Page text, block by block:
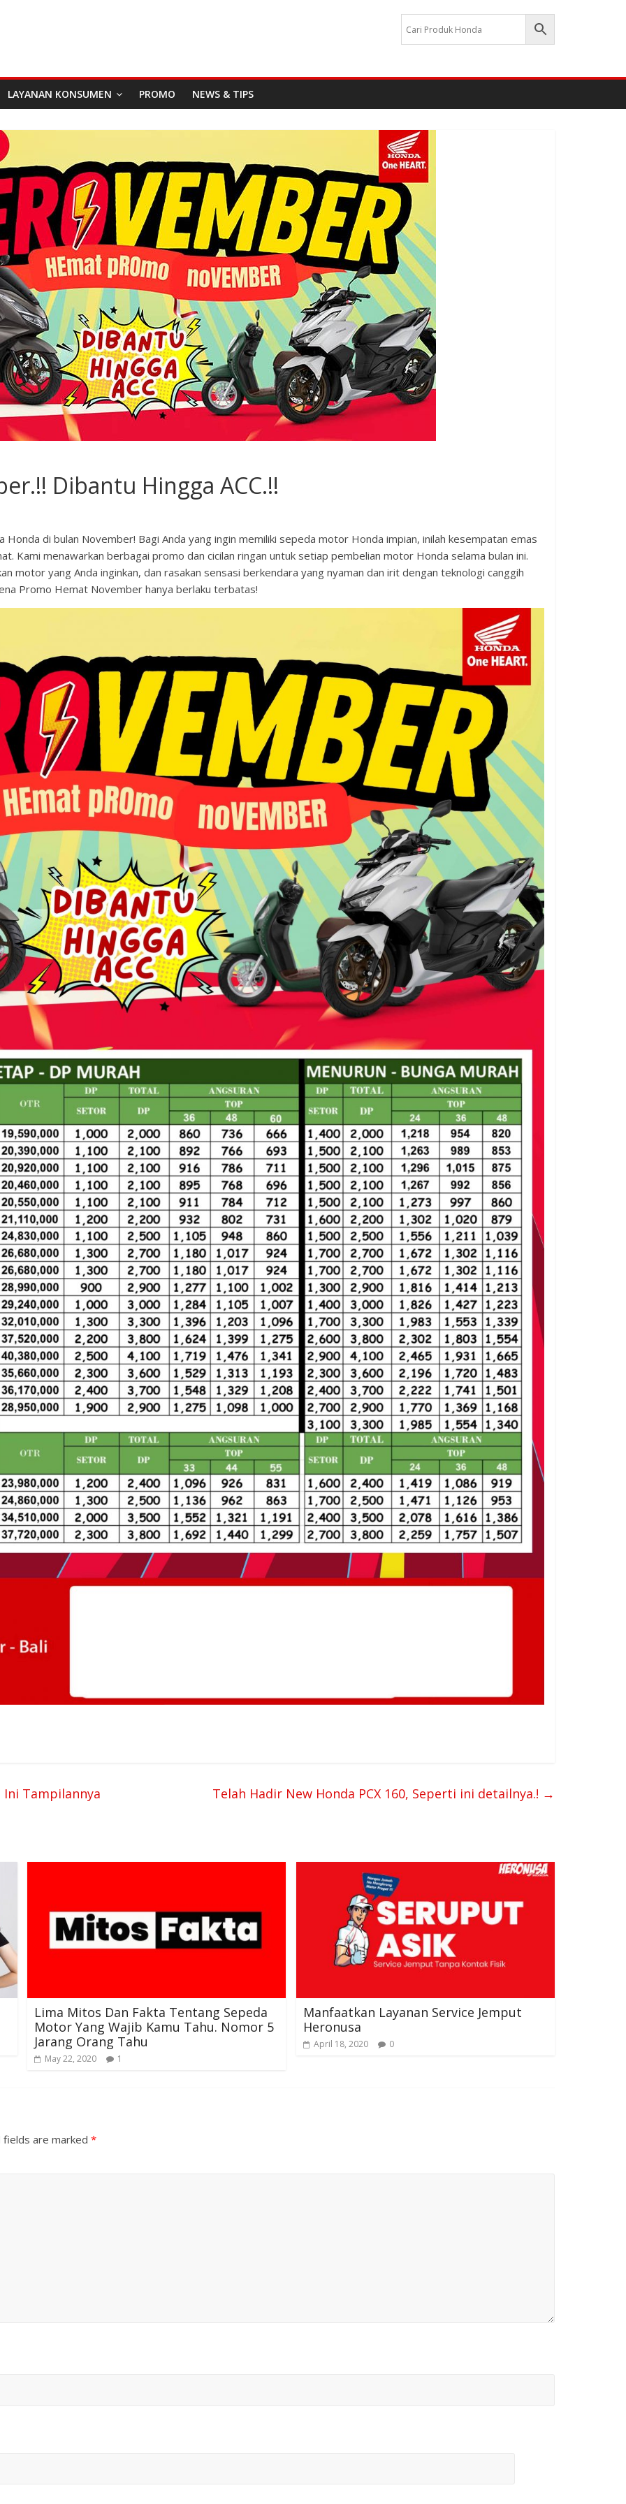
LAYANAN KONSUMEN PROMO NEWS & TIPS
Dibantu Hingga ACC.!!
di bulan November! Bagi Anda yang ingin memiliki sepeda motor Honda impian, inilah kesempatan emas
Kami menawarkan berbagai promo dan cicilan ringan untuk setiap pembelian motor Honda selama bulan ini.
motor yang Anda inginkan, dan rasakan sensasi berkendara yang nyaman dan irit dengan teknologi canggih
Promo Hemat November hanya berlaku terbatas!
Ini Tampilannya Telah Hadir New Honda PCX 160, Seperti ini detailnya.! →
Lima Mitos Dan Fakta Tentang Sepeda
Motor Yang Wajib Kamu Tahu. Nomor 5
Jarang Orang Tahu
May 22, 2020 1
Manfaatkan Layanan Service Jemput
Heronusa
April 18, 2020 0
fields are marked *